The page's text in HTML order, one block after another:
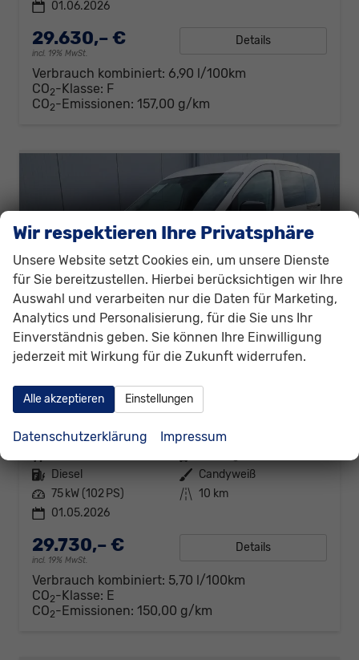
01.06.2026
29.630,– €
incl. 19% MwSt.
Details
Verbrauch kombiniert: 6,90 l/100km
CO2-Klasse: F
CO2-Emissionen: 157,00 g/km
Volkswagen Caddy
Basis 2.0TDI ACC Kam GV5 App
Kraftstoff Diesel Außenfarbe Candyweiß
Leistung 75 kW (102 PS) Kilometerstand 10 km
01.05.2026
29.730,– €
incl. 19% MwSt.
Details
Verbrauch kombiniert: 5,70 l/100km
CO2-Klasse: E
CO2-Emissionen: 150,00 g/km
Wir respektieren Ihre Privatsphäre
Unsere Website setzt Cookies ein, um unsere Dienste
für Sie bereitzustellen. Hierbei berücksichtigen wir Ihre
Auswahl und verarbeiten nur die Daten für Marketing,
Analytics und Personalisierung, für die Sie uns Ihr
Einverständnis geben. Sie können Ihre Einwilligung
jederzeit mit Wirkung für die Zukunft widerrufen.
Alle akzeptieren Einstellungen
Datenschutzerklärung Impressum